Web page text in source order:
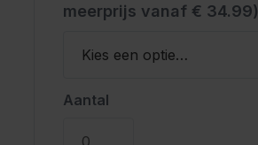
meerprijs vanaf € 34.99)
Aantal